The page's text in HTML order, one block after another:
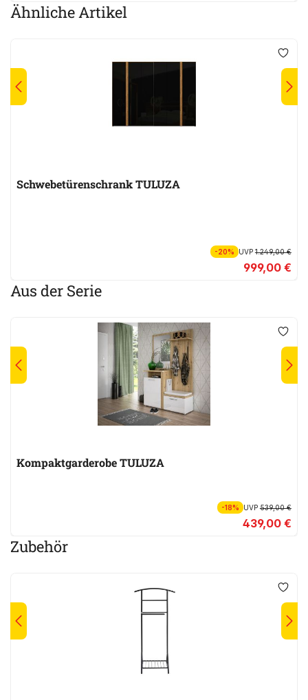
Ähnliche Artikel
Schwebetürenschrank TULUZA
-20% UVP1.249,00 €
999,00 €
Aus der Serie
Kompaktgarderobe TULUZA
-18% UVP539,00 €
439,00 €
Zubehör